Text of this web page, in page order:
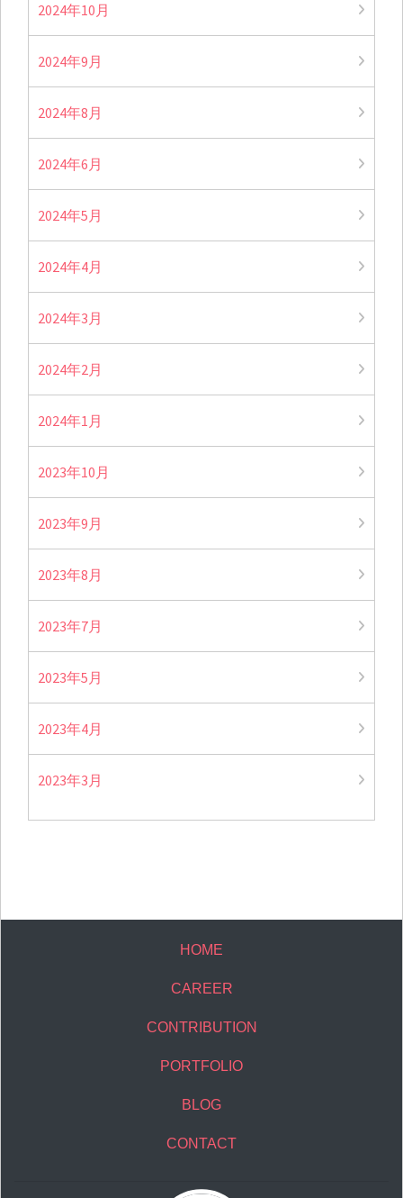
2024年10月
2024年9月
2024年8月
2024年6月
2024年5月
2024年4月
2024年3月
2024年2月
2024年1月
2023年10月
2023年9月
2023年8月
2023年7月
2023年5月
2023年4月
2023年3月
HOME
CAREER
CONTRIBUTION
PORTFOLIO
BLOG
CONTACT